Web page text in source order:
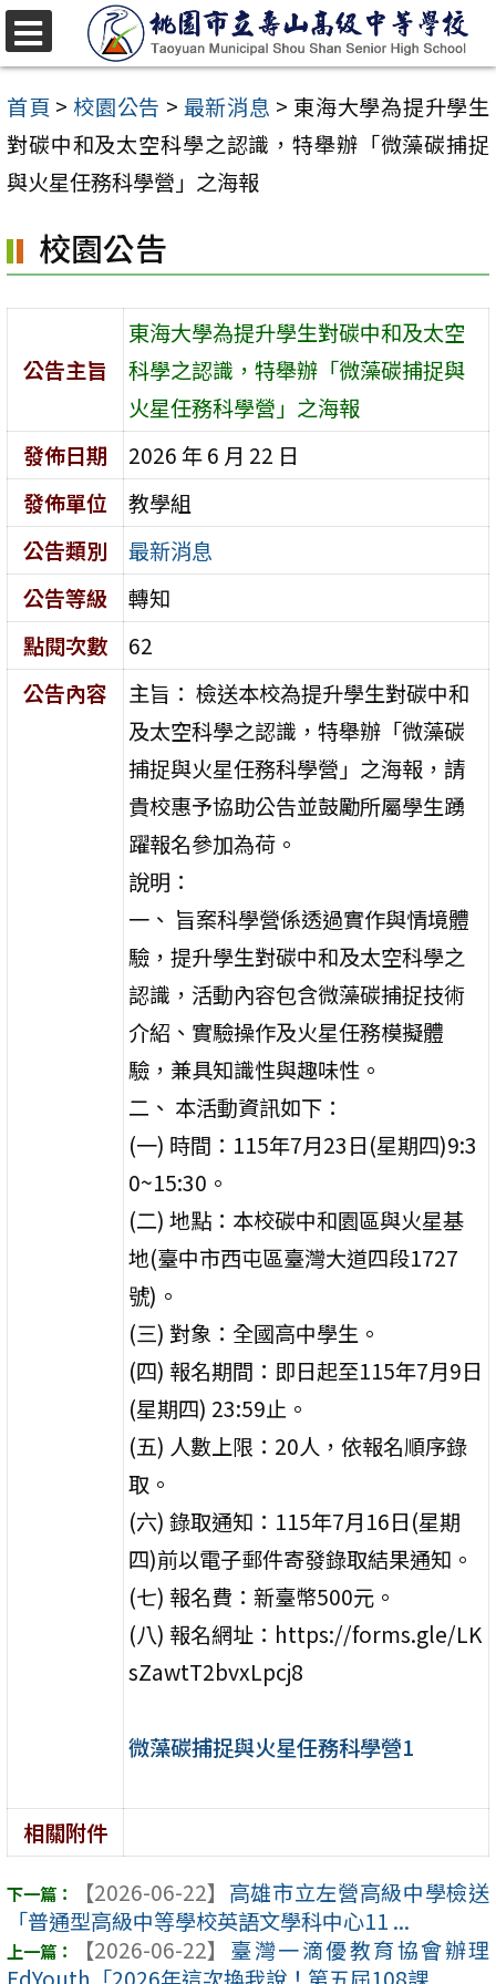
跳
至
主
要
內
區
首頁 > 校園公告 > 最新消息 > 東海大學為提升學生
對碳中和及太空科學之認識，特舉辦「微藻碳捕捉
與火星任務科學營」之海報
校園公告
公告主旨
東海大學為提升學生對碳中和及太空
科學之認識，特舉辦「微藻碳捕捉與
火星任務科學營」之海報
發佈日期
2026 年 6 月 22 日
發佈單位
教學組
公告類別
最新消息
公告等級
轉知
點閱次數
62
公告內容
主旨： 檢送本校為提升學生對碳中和
及太空科學之認識，特舉辦「微藻碳
捕捉與火星任務科學營」之海報，請
貴校惠予協助公告並鼓勵所屬學生踴
躍報名參加為荷。
說明：
一、 旨案科學營係透過實作與情境體
驗，提升學生對碳中和及太空科學之
認識，活動內容包含微藻碳捕捉技術
介紹、實驗操作及火星任務模擬體
驗，兼具知識性與趣味性。
二、 本活動資訊如下：
(一) 時間：115年7月23日(星期四)9:3
0~15:30。
(二) 地點：本校碳中和園區與火星基
地(臺中市西屯區臺灣大道四段1727
號)。
(三) 對象：全國高中學生。
(四) 報名期間：即日起至115年7月9日
(星期四) 23:59止。
(五) 人數上限：20人，依報名順序錄
取。
(六) 錄取通知：115年7月16日(星期
四)前以電子郵件寄發錄取結果通知。
(七) 報名費：新臺幣500元。
(八) 報名網址：https://forms.gle/LK
sZawtT2bvxLpcj8
微藻碳捕捉與火星任務科學營1
相關附件
【2026-06-22】 高雄市立左營高級中學檢送
「普通型高級中等學校英語文學科中心11 ...
【2026-06-22】 臺灣一滴優教育協會辦理
選
單